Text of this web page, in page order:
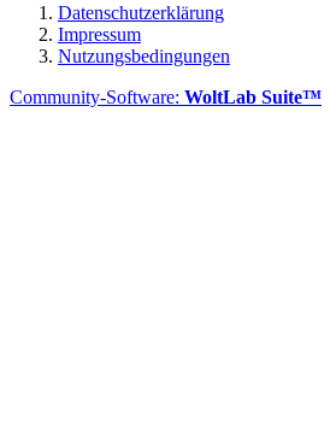
Datenschutzerklärung
Impressum
Nutzungsbedingungen
Community-Software: WoltLab Suite™